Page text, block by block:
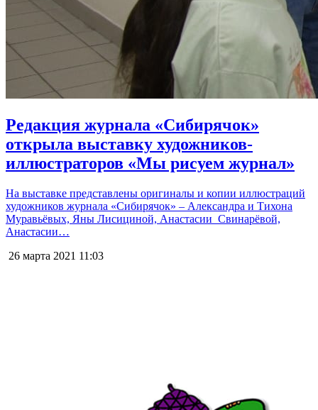
Редакция журнала «Сибирячок»
открыла выставку художников-
иллюстраторов «Мы рисуем журнал»
На выставке представлены оригиналы и копии иллюстраций
художников журнала «Сибирячок» – Александра и Тихона
Муравьёвых, Яны Лисициной, Анастасии Свинарёвой,
Анастасии…
26 марта 2021 11:03